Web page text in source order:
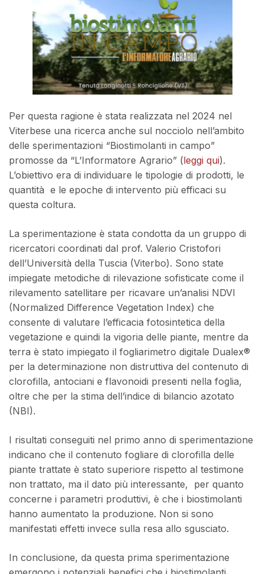
Per questa ragione è stata realizzata nel 2024 nel
Viterbese una ricerca anche sul nocciolo nell’ambito
delle sperimentazioni “Biostimolanti in campo”
promosse da “L’Informatore Agrario” (leggi qui).
L’obiettivo era di individuare le tipologie di prodotti, le
quantità e le epoche di intervento più efficaci su
questa coltura.
La sperimentazione è stata condotta da un gruppo di
ricercatori coordinati dal prof. Valerio Cristofori
dell’Università della Tuscia (Viterbo). Sono state
impiegate metodiche di rilevazione sofisticate come il
rilevamento satellitare per ricavare un’analisi NDVI
(Normalized Difference Vegetation Index) che
consente di valutare l’efficacia fotosintetica della
vegetazione e quindi la vigoria delle piante, mentre da
terra è stato impiegato il fogliarimetro digitale Dualex®
per la determinazione non distruttiva del contenuto di
clorofilla, antociani e flavonoidi presenti nella foglia,
oltre che per la stima dell’indice di bilancio azotato
(NBI).
I risultati conseguiti nel primo anno di sperimentazione
indicano che il contenuto fogliare di clorofilla delle
piante trattate è stato superiore rispetto al testimone
non trattato, ma il dato più interessante, per quanto
concerne i parametri produttivi, è che i biostimolanti
hanno aumentato la produzione. Non si sono
manifestati effetti invece sulla resa allo sgusciato.
In conclusione, da questa prima sperimentazione